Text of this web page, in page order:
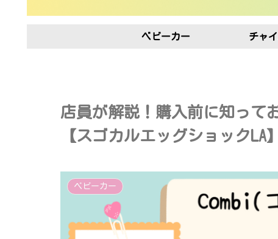
ベビーカー チャ
店員が解説！購入前に知って
【スゴカルエッグショック
ベビーカー